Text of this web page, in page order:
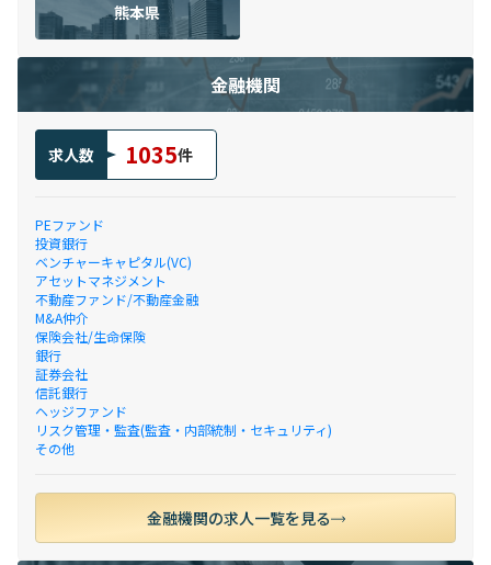
熊本県
金融機関
求人数 1035件
PEファンド
投資銀行
ベンチャーキャピタル(VC)
アセットマネジメント
不動産ファンド/不動産金融
M&A仲介
保険会社/生命保険
銀行
証券会社
信託銀行
ヘッジファンド
リスク管理・監査(監査・内部統制・セキュリティ)
その他
金融機関の求人一覧を見る